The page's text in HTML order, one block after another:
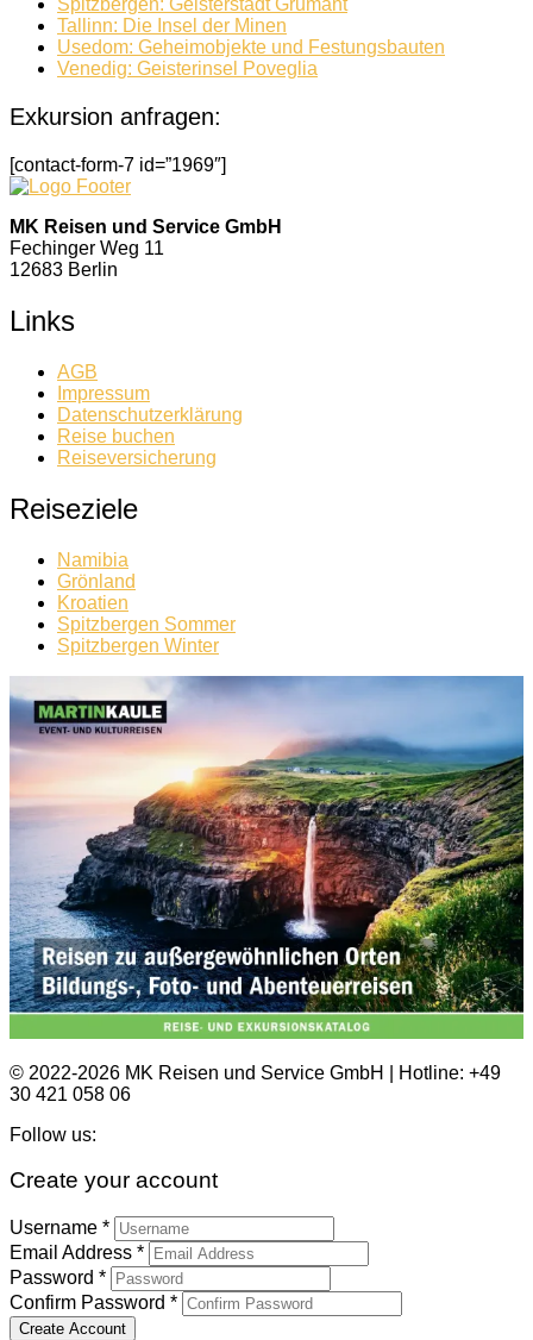
Spitzbergen: Geisterstadt Grumant
Tallinn: Die Insel der Minen
Usedom: Geheimobjekte und Festungsbauten
Venedig: Geisterinsel Poveglia
Exkursion anfragen:
[contact-form-7 id=”1969″]
MK Reisen und Service GmbH
Fechinger Weg 11
12683 Berlin
Links
AGB
Impressum
Datenschutzerklärung
Reise buchen
Reiseversicherung
Reiseziele
Namibia
Grönland
Kroatien
Spitzbergen Sommer
Spitzbergen Winter
© 2022-2026 MK Reisen und Service GmbH | Hotline: +49
30 421 058 06
Follow us:
Create your account
Username *
Email Address *
Password *
Confirm Password *
Create Account